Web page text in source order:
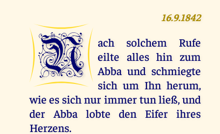
16.9.1842
N
ach solchem Rufe
eilte alles hin zum
Abba und schmiegte
sich um Ihn herum,
wie es sich nur immer tun ließ, und
der Abba lobte den Eifer ihres
Herzens.